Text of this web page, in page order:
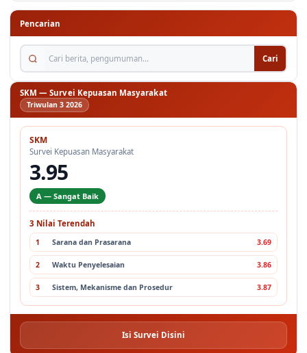
Pencarian
Cari berita, pengumuman...
Cari
SKM — Survei Kepuasan Masyarakat
Triwulan 3 2026
SKM
Survei Kepuasan Masyarakat
3.95
A — Sangat Baik
3 Nilai Terendah
1 Sarana dan Prasarana 3.69
2 Waktu Penyelesaian 3.86
3 Sistem, Mekanisme dan Prosedur 3.87
Isi Survei Disini